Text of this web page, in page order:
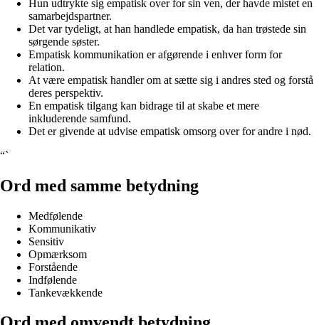
Hun udtrykte sig empatisk over for sin ven, der havde mistet en
samarbejdspartner.
Det var tydeligt, at han handlede empatisk, da han trøstede sin
sørgende søster.
Empatisk kommunikation er afgørende i enhver form for
relation.
At være empatisk handler om at sætte sig i andres sted og forstå
deres perspektiv.
En empatisk tilgang kan bidrage til at skabe et mere
inkluderende samfund.
Det er givende at udvise empatisk omsorg over for andre i nød.
“`
Ord med samme betydning
Medfølende
Kommunikativ
Sensitiv
Opmærksom
Forstående
Indfølende
Tankevækkende